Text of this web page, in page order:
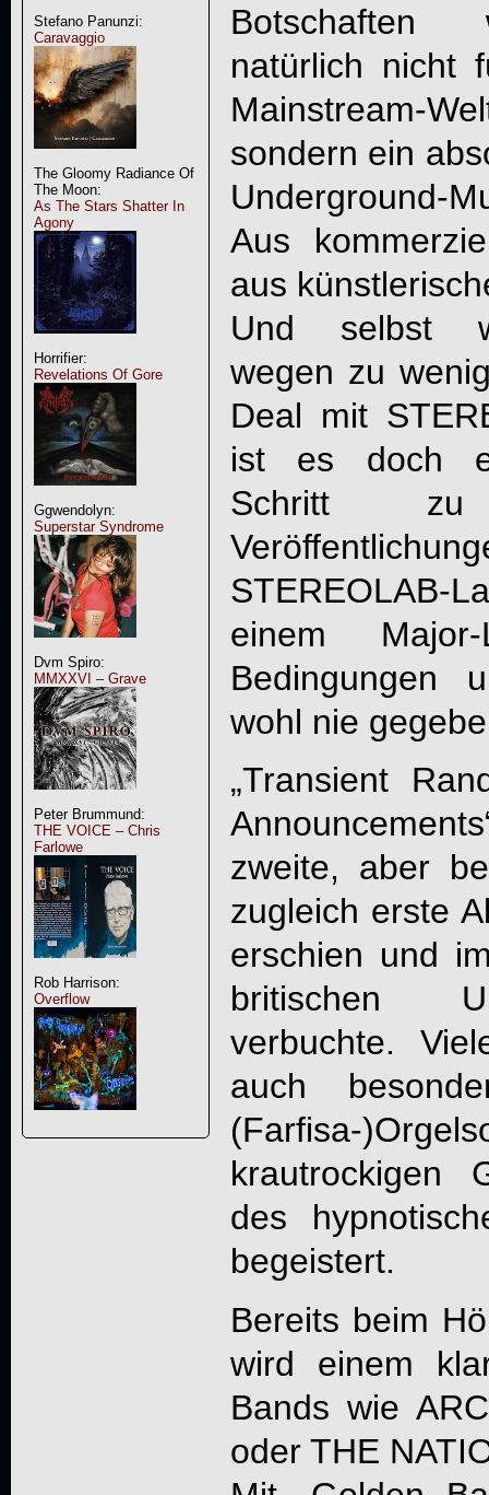
Stefano Panunzi:
Caravaggio
The Gloomy Radiance Of
The Moon:
As The Stars Shatter In
Agony
Horrifier:
Revelations Of Gore
Ggwendolyn:
Superstar Syndrome
Dvm Spiro:
MMXXVI – Grave
Peter Brummund:
THE VOICE – Chris
Farlowe
Rob Harrison:
Overflow
natürlich nicht
sondern ein
Underground-
Aus
aus
Und selbst
wegen zu
Deal mit
ist es doch
Schritt
STEREOLAB-
einem
Bedingungen
wohl nie
„Transient
zweite, aber
zugleich erste
erschien und
britischen
verbuchte.
auch
(Farfisa-
krautrockigen
des
begeistert.
Bereits beim
wird einem
Bands wie
oder THE